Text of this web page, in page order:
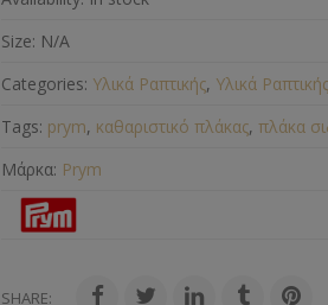
Size: N/A
Categories: Υλικά Ραπτικής, Υλικά Ραπτικής
Tags: prym, καθαριστικό πλάκας,πλάκα
Μάρκα: Prym
SHARE: